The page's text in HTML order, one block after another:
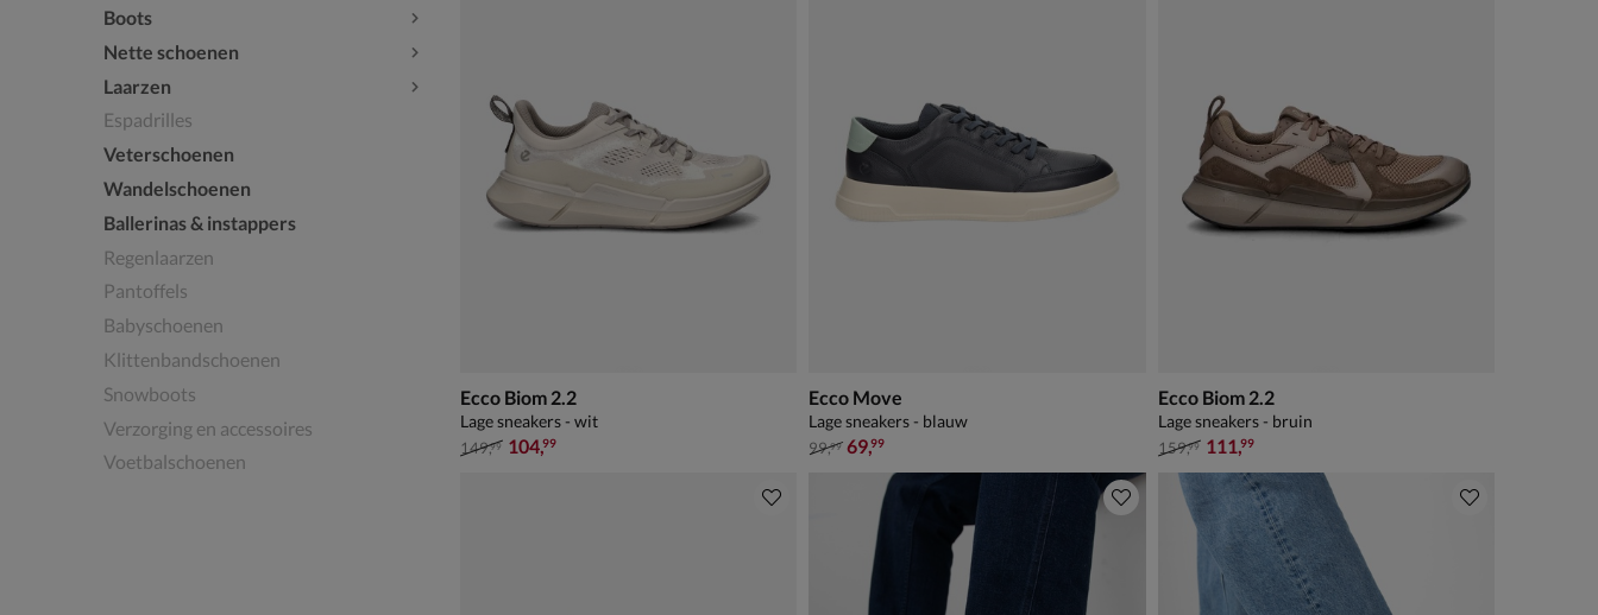
Boots
Nette schoenen
Laarzen
Espadrilles
Veterschoenen
Wandelschoenen
Ballerinas & instappers
Regenlaarzen
Pantoffels
Babyschoenen
Klittenbandschoenen
Snowboots
Verzorging en accessoires
Voetbalschoenen
Ecco Biom 2.2
Lage sneakers - wit
van € 149,99 voor € 104,99
149,99 104,99
Ecco Move
Lage sneakers - blauw
van € 99,99 voor € 69,99
99,99 69,99
Ecco Biom 2.2
Lage sneakers - bruin
van € 159,99 voor € 111,99
159,99 111,99